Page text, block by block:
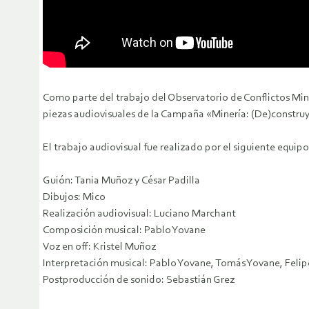
Como parte del trabajo del Observatorio de Conflictos
piezas audiovisuales de la Campaña «Minería:
El trabajo audiovisual fue realizado por el siguiente
Guión: Tania Muñoz y César Padilla
Dibujos: Mico
Realización audiovisual: Luciano Marchant
Composición musical: Pablo Yovane
Voz en off: Kristel Muñoz
Interpretación musical: Pablo Yovane, Tomás Yovane,
Postproducción de sonido: Sebastián Grez